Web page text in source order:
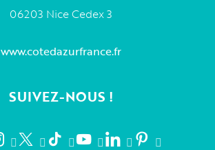
06203 Nice Cedex 3
www.cotedazurfrance.fr
SUIVEZ-NOUS !